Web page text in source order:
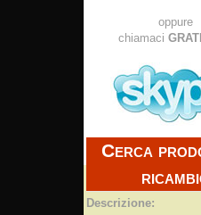
oppure
chiamaci
Cerca
Descrizione: